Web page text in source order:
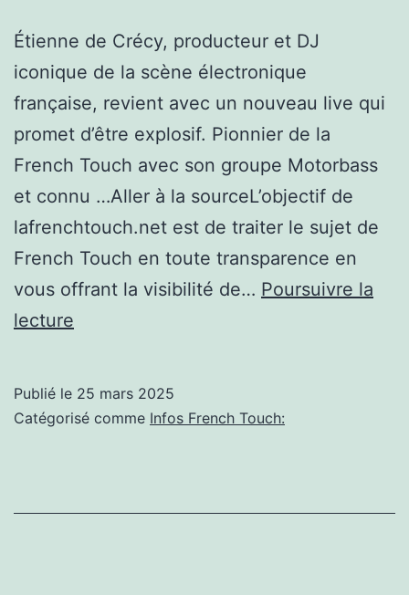
les
pins
du
Cap
d’Agde
Étienne de Crécy, producteur et DJ
iconique de la scène électronique
française, revient avec un nouveau live qui
promet d’être explosif. Pionnier de la
French Touch avec son groupe Motorbass
et connu …Aller à la sourceL’objectif de
lafrenchtouch.net est de traiter le sujet de
French Touch en toute transparence en
vous offrant la visibilité de… Poursuivre la
lecture
enflamme
Publié le 25 mars 2025
Catégorisé comme Infos French Touch: